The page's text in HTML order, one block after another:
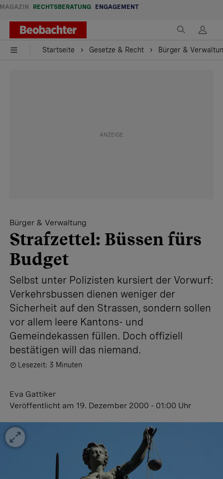
MAGAZIN RECHTSBERATUNG ENGAGEMENT
Startseite Gesetze & Recht Bürger &
Bürger & Verwaltung
Strafzettel: Büssen fürs
Budget
Selbst unter Polizisten kursiert der Vorwurf:
Verkehrsbussen dienen weniger der
Sicherheit auf den Strassen, sondern sollen
vor allem leere Kantons- und
Gemeindekassen füllen. Doch offiziell
bestätigen will das niemand.
Lesezeit: 3 Minuten
Eva Gattiker
Veröffentlicht am 19. Dezember 2000 - 01:00 Uhr